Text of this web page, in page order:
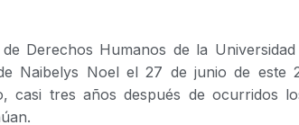
Derechos Humanos de la
Naibelys Noel el 27 de junio de este
casi tres años después de ocurridos